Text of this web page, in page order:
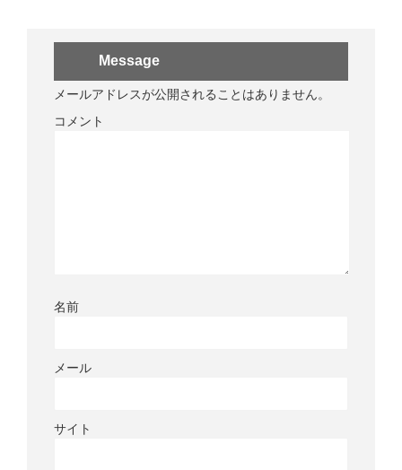
Message
メールアドレスが公開されることはありません。
コメント
名前
メール
サイト